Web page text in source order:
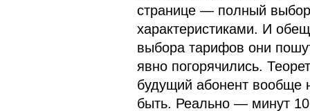
странице — полный
характеристиками. И
выбора тарифов они
явно погорячились.
будущий абонент вообще
быть. Реально — минут